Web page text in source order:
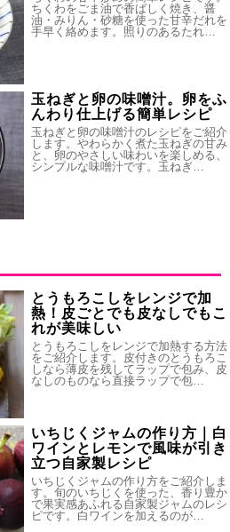
ちくわをごま油で香ばしく焼き、醤
油・みりん・砂糖を使った甘辛だれを
手早く絡めます。照りのあるたれ…
玉ねぎと卵の味噌汁。卵をふ
んわり仕上げる簡単レシピ
玉ねぎと卵の味噌汁のレシピをご紹介
します。やわらかく煮た玉ねぎの甘み
と、卵のやさしい味わいを楽しめる、
シンプルな味噌汁です。玉ねぎ…
とうもろこしをレンジで加
熱！皮ごとでも皮なしでもこ
れが美味しい
とうもろこしをレンジで加熱する方法
をご紹介します。皮付きのとうもろこ
しなら薄皮を残してラップで包み、皮
なしのものなら直接ラップで包…
いちじくジャムの作り方｜白
ワインとレモンで風味が引き
立つ自家製レシピ
いちじくジャムの作り方をご紹介しま
す。旬のいちじくを使った、香り豊か
で果実感あふれる自家製ジャムのレシ
ピです。白ワインを加えるのが…